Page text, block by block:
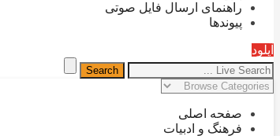
راهنمای ارسال فایل صوتی
پیوندها
آپلود
صفحه اصلی
فرهنگ و ادبیات